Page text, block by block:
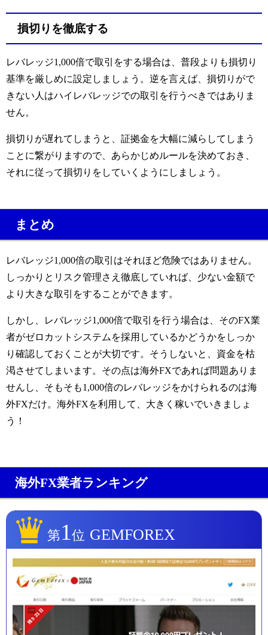
損切りを徹底する
レバレッジ1,000倍で取引をする場合は、普段よりも損切り
基準を厳しめに設定しましょう。逆を言えば、損切りがで
きない人はハイレバレッジでの取引を行うべきではありま
せん。
損切りが遅れてしまうと、証拠金を大幅に減らしてしまう
ことに繋がりますので、あらかじめルールを決めておき、
それに従って損切りをしていくようにしましょう。
まとめ
レバレッジ1,000倍の取引はそれほど危険ではありません。
しっかりとリスク管理さえ徹底していれば、少ない金額で
より大きな取引をすることができます。
しかし、レバレッジ1,000倍で取引を行う場合は、そのFX業
者がゼロカットシステムを採用しているかどうかをしっか
り確認しておくことが大切です。そうしないと、資金を枯
渇させてしまいます。その点は海外FXであれば問題ありま
せんし、そもそも1,000倍のレバレッジをかけられるのは海
外FXだけ。海外FXを利用して、大きく稼いでいきましょ
う！
海外FX業者ランキング
第1位 GEMFOREX